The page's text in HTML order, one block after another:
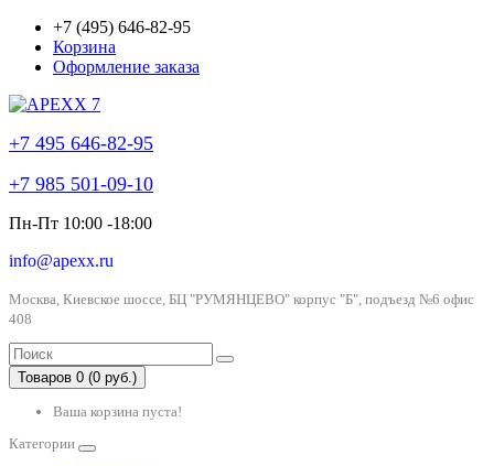
+7 (495) 646-82-95
Корзина
Оформление заказа
+7 495 646-82-95
+7 985 501-09-10
Пн-Пт 10:00 -18:00
info@apexx.ru
Москва, Киевское шоссе, БЦ "РУМЯНЦЕВО" корпус "Б", подъезд №6 офис
408
Товаров 0 (0 руб.)
Ваша корзина пуста!
Категории